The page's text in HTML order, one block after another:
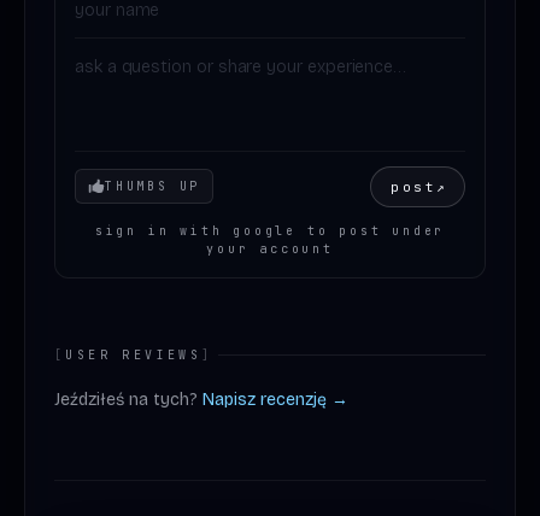
Your mood
THUMBS UP post ↗
sign in with google to post under
your account
[ USER REVIEWS ]
Jeździłeś na tych? Napisz recenzję →